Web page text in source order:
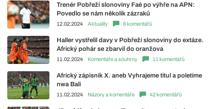
Trenér Pobřeží slonoviny Faé po výhře na APN:
Povedlo se nám několik zázraků
12.02.2024 Aktuality 8 komentářů
Haller vystřelil davy v Pobřeží slonoviny do extáze.
Africký pohár se zbarvil do oranžova
11.02.2024 Komentáře a souhrny 11 komentářů
Africký zápisník X. aneb Vyhrajeme titul a poletíme
nwa Bali
11.02.2024 Názory a komentáře 42 komentářů